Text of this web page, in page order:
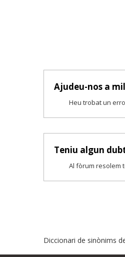
Ajudeu-nos a
Heu trobat un
Teniu algun
Al fòrum resolem
Diccionari de sinònims